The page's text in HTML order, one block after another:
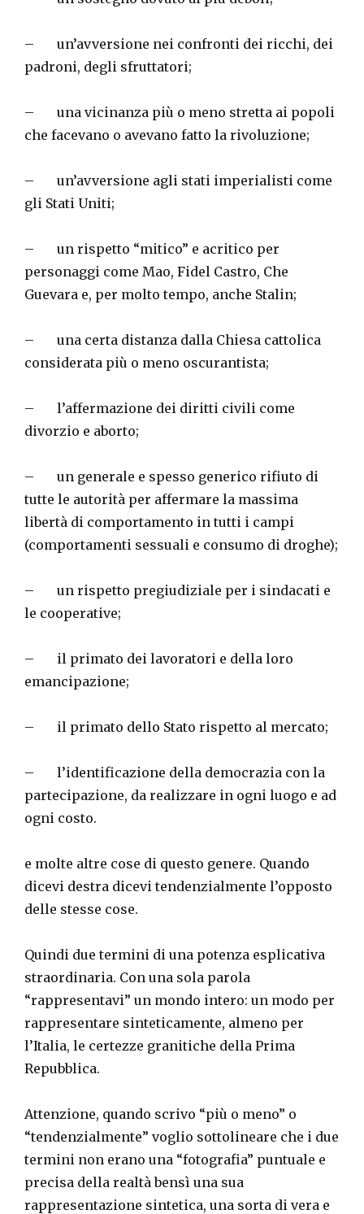
– un’avversione nei confronti dei ricchi, dei
padroni, degli sfruttatori;
– una vicinanza più o meno stretta ai popoli
che facevano o avevano fatto la rivoluzione;
– un’avversione agli stati imperialisti come
gli Stati Uniti;
– un rispetto “mitico” e acritico per
personaggi come Mao, Fidel Castro, Che
Guevara e, per molto tempo, anche Stalin;
– una certa distanza dalla Chiesa cattolica
considerata più o meno oscurantista;
– l’affermazione dei diritti civili come
divorzio e aborto;
– un generale e spesso generico rifiuto di
tutte le autorità per affermare la massima
libertà di comportamento in tutti i campi
(comportamenti sessuali e consumo di droghe);
– un rispetto pregiudiziale per i sindacati e
le cooperative;
– il primato dei lavoratori e della loro
emancipazione;
– il primato dello Stato rispetto al mercato;
– l’identificazione della democrazia con la
partecipazione, da realizzare in ogni luogo e ad
ogni costo.
e molte altre cose di questo genere. Quando
dicevi destra dicevi tendenzialmente l’opposto
delle stesse cose.
Quindi due termini di una potenza esplicativa
straordinaria. Con una sola parola
“rappresentavi” un mondo intero: un modo per
rappresentare sinteticamente, almeno per
l’Italia, le certezze granitiche della Prima
Repubblica.
Attenzione, quando scrivo “più o meno” o
“tendenzialmente” voglio sottolineare che i due
termini non erano una “fotografia” puntuale e
precisa della realtà bensì una sua
rappresentazione sintetica, una sorta di vera e